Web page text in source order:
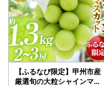
【ふるなび限定】甲州市産
厳選旬の大粒シャインマス